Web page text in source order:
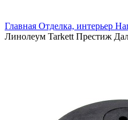
Главная Отделка, интерьер
Линолеум Tarkett Престиж